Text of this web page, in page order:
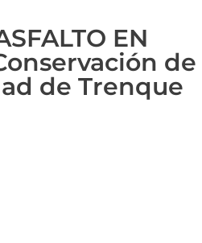
EN
de
de Trenque